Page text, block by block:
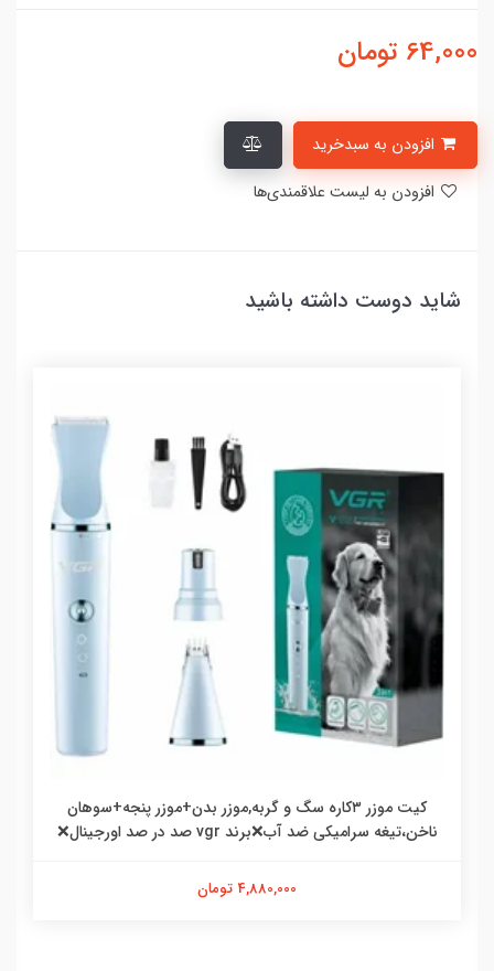
64,000 تومان
شاید دوست داشته باشید
کیت موزر ۳کاره سگ و گربه,موزر بدن+موزر پنجه+سوهان
ناخن،تیغه سرامیکی ضد آب❌برند vgr صد در صد اورجینال❌
4,880,000 تومان